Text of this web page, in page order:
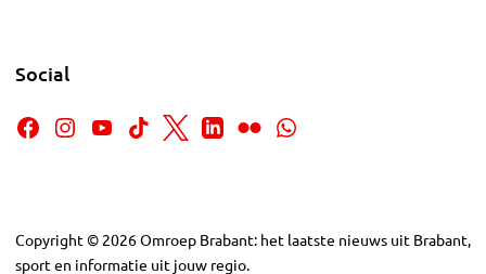
Social
Copyright © 2026Omroep Brabant: het laatste nieuws uit Brabant,
sport en informatie uit jouw regio.